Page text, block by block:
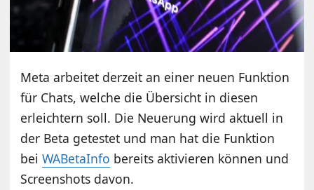
Meta arbeitet derzeit an einer neuen Funktion
für Chats, welche die Übersicht in diesen
erleichtern soll. Die Neuerung wird aktuell in
der Beta getestet und man hat die Funktion
beiWABetaInfo bereits aktivieren können und
Screenshots davon.